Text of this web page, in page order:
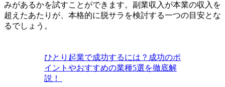
みがあるかを試すことができます。副業収入が本業の収入を
超えたあたりが、本格的に脱サラを検討する一つの目安とな
るでしょう。
ひとり起業で成功するには？成功のポ
イントやおすすめの業種5選を徹底解
説！